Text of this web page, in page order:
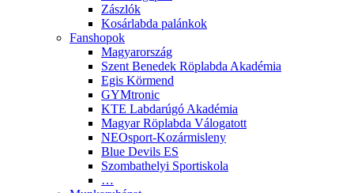
Zászlók
Kosárlabda palánkok
Fanshopok
Magyarország
Szent Benedek Röplabda Akadémia
Egis Körmend
GYMtronic
KTE Labdarúgó Akadémia
Magyar Röplabda Válogatott
NEOsport-Kozármisleny
Blue Devils ES
Szombathelyi Sportiskola
…